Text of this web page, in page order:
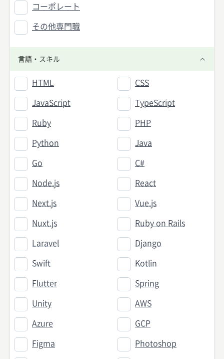
コーポレート
その他専門職
言語・スキル
HTML CSS
JavaScript TypeScript
Ruby PHP
Python Java
Go C#
Node.js React
Next.js Vue.js
Nuxt.js Ruby on Rails
Laravel Django
Swift Kotlin
Flutter Spring
Unity AWS
Azure GCP
Figma Photoshop